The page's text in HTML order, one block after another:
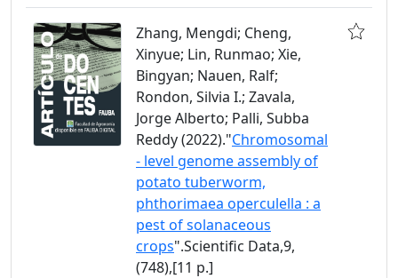
Zhang, Mengdi; Cheng,
Xinyue; Lin, Runmao; Xie,
Bingyan; Nauen, Ralf;
Rondon, Silvia I.; Zavala,
Jorge Alberto; Palli, Subba
Reddy (2022)."Chromosomal
- level genome assembly of
potato tuberworm,
phthorimaea operculella : a
pest of solanaceous
crops".Scientific Data,9,
(748),[11 p.]